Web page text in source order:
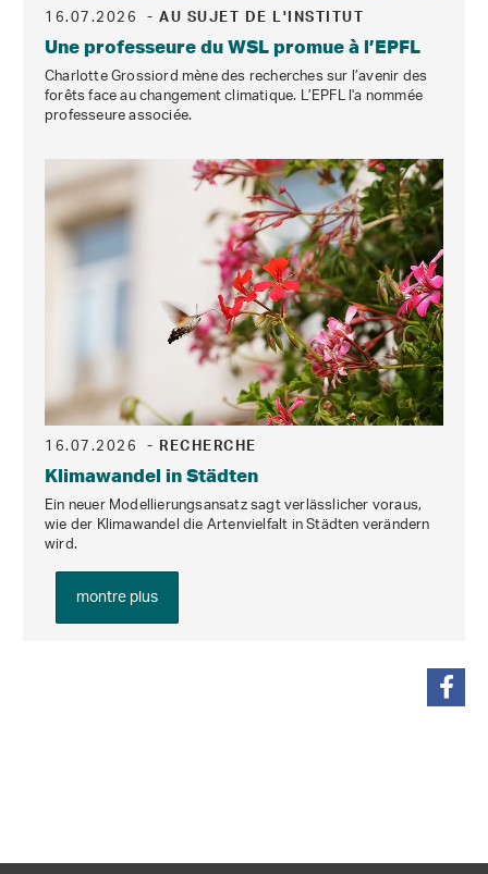
16.07.2026 - AU SUJET DE L'INSTITUT
Une professeure du WSL promue à l’EPFL
Charlotte Grossiord mène des recherches sur l’avenir des
forêts face au changement climatique. L’EPFL l'a nommée
professeure associée.
16.07.2026 - RECHERCHE
Klimawandel in Städten
Ein neuer Modellierungsansatz sagt verlässlicher voraus,
wie der Klimawandel die Artenvielfalt in Städten verändern
wird.
montre plus